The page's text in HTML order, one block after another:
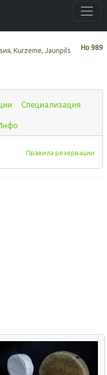
Нo989
Kurzeme, Jaunpils
Специализация
Правила резервации